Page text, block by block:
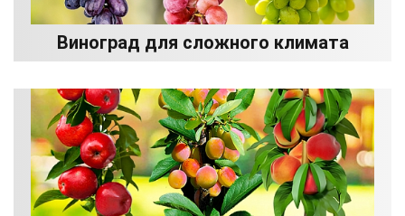
Виноград для сложного климата